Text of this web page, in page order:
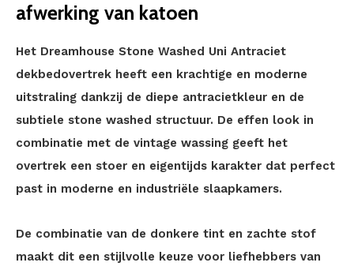
afwerking van katoen
Het Dreamhouse Stone Washed Uni Antraciet
dekbedovertrek heeft een krachtige en moderne
uitstraling dankzij de diepe antracietkleur en de
subtiele stone washed structuur. De effen look in
combinatie met de vintage wassing geeft het
overtrek een stoer en eigentijds karakter dat perfect
past in moderne en industriële slaapkamers.
De combinatie van de donkere tint en zachte stof
maakt dit een stijlvolle keuze voor liefhebbers van